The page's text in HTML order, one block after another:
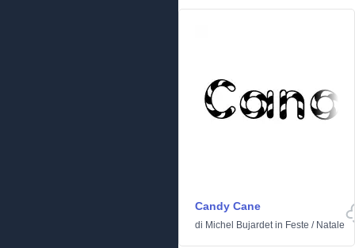
Candy Cane
di Michel Bujardetin Feste / Natale